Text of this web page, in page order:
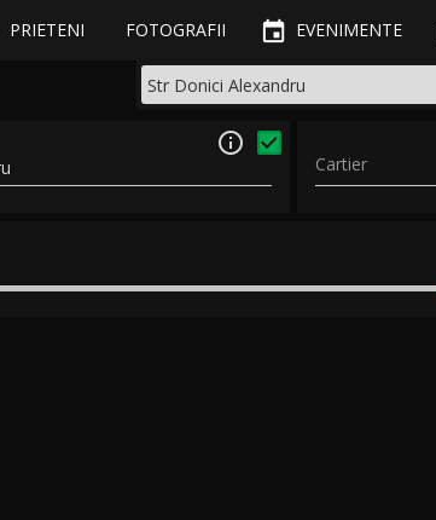
PRIETENI FOTOGRAFII  EVENIMENTE

Cartier